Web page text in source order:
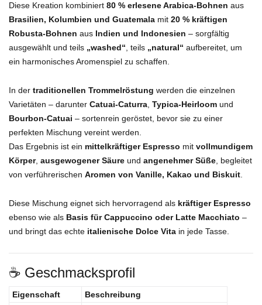
Diese Kreation kombiniert 80 % erlesene Arabica-Bohnen aus
Brasilien, Kolumbien und Guatemala mit 20 % kräftigen
Robusta-Bohnen aus Indien und Indonesien – sorgfältig
ausgewählt und teils „washed“ , teils „natural“ aufbereitet, um
ein harmonisches Aromenspiel zu schaffen.
In der traditionellen Trommelröstung werden die einzelnen
Varietäten – darunter Catuai-Caturra Typica-Heirloom und
Bourbon-Catuai – sortenrein geröstet, bevor sie zu einer
perfekten Mischung vereint werden.
Das Ergebnis ist ein mittelkräftiger Espresso mit vollmundigem
Körper, ausgewogener Säure und angenehmer Süße , begleitet
von verführerischen Aromen von Vanille, Kakao und Biskuit
Diese Mischung eignet sich hervorragend als kräftiger Espresso
ebenso wie als Basis für Cappuccino oder Latte Macchiato –
und bringt das echte italienische Dolce Vita in jede Tasse.
☕ Geschmacksprofil
Eigenschaft
Beschreibung